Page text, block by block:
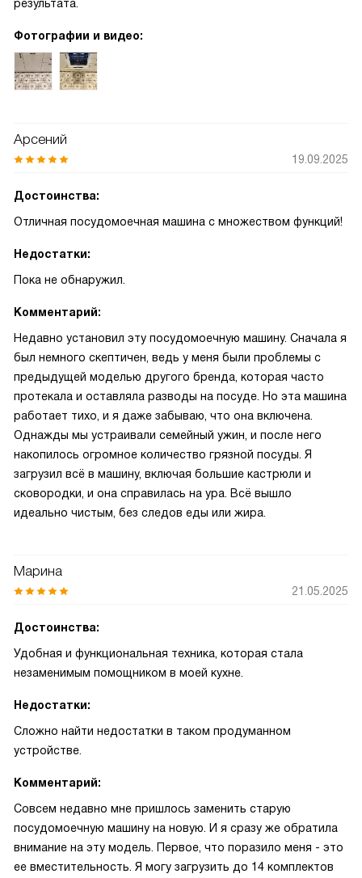
результата.
Фотографии и видео:
Арсений
19.09.2025
Достоинства:
Отличная посудомоечная машина с множеством функций!
Недостатки:
Пока не обнаружил.
Комментарий:
Недавно установил эту посудомоечную машину. Сначала я
был немного скептичен, ведь у меня были проблемы с
предыдущей моделью другого бренда, которая часто
протекала и оставляла разводы на посуде. Но эта машина
работает тихо, и я даже забываю, что она включена.
Однажды мы устраивали семейный ужин, и после него
накопилось огромное количество грязной посуды. Я
загрузил всё в машину, включая большие кастрюли и
сковородки, и она справилась на ура. Всё вышло
идеально чистым, без следов еды или жира.
Марина
21.05.2025
Достоинства:
Удобная и функциональная техника, которая стала
незаменимым помощником в моей кухне.
Недостатки:
Сложно найти недостатки в таком продуманном
устройстве.
Комментарий:
Совсем недавно мне пришлось заменить старую
посудомоечную машину на новую. И я сразу же обратила
внимание на эту модель. Первое, что поразило меня - это
ее вместительность. Я могу загрузить до 14 комплектов